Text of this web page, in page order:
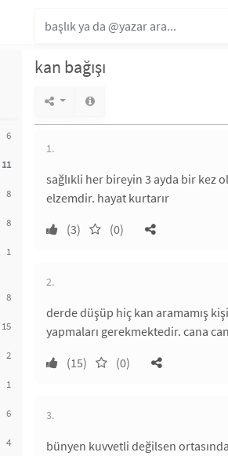
6
11
8
8
1
8
15
2
1
6
4
kan bağışı
1.
sağlıkli her bireyin 3 ayda bir kez
elzemdir. hayat kurtarır
(3)
(0)
2.
derde düşüp hiç kan aramamış
yapmaları gerekmektedir. cana
(15)
(0)
3.
bünyen kuvvetli değilsen ortasında